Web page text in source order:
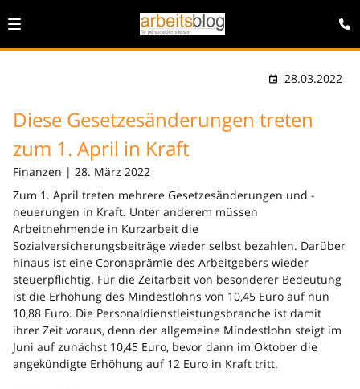
28.03.2022
Diese Gesetzesänderungen treten
zum 1. April in Kraft
Finanzen | 28. März 2022
Zum 1. April treten mehrere Gesetzesänderungen und -
neuerungen in Kraft. Unter anderem müssen
Arbeitnehmende in Kurzarbeit die
Sozialversicherungsbeiträge wieder selbst bezahlen. Darüber
hinaus ist eine Coronaprämie des Arbeitgebers wieder
steuerpflichtig. Für die Zeitarbeit von besonderer Bedeutung
ist die Erhöhung des Mindestlohns von 10,45 Euro auf nun
10,88 Euro. Die Personaldienstleistungsbranche ist damit
ihrer Zeit voraus, denn der allgemeine Mindestlohn steigt im
Juni auf zunächst 10,45 Euro, bevor dann im Oktober die
angekündigte Erhöhung auf 12 Euro in Kraft tritt.